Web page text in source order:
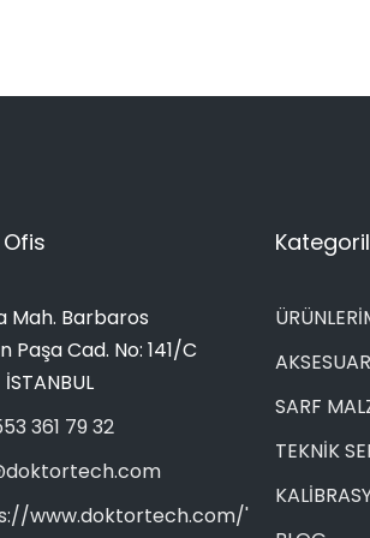
Mah. Barbaros
Paşa Cad. No: 141/C
361 79 32
www.doktortech.com/'
SARF
TEKNİK